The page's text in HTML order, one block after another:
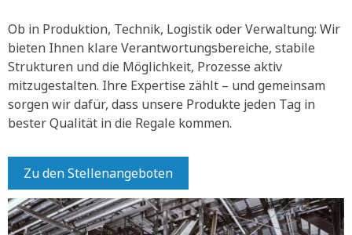
Ob in Produktion, Technik, Logistik oder Verwaltung: Wir
bieten Ihnen klare Verantwortungsbereiche, stabile
Strukturen und die Möglichkeit, Prozesse aktiv
mitzugestalten. Ihre Expertise zählt – und gemeinsam
sorgen wir dafür, dass unsere Produkte jeden Tag in
bester Qualität in die Regale kommen.
Zu den Stellenangeboten